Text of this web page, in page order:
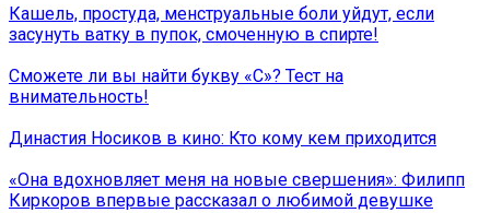
Кашель, простуда, менструальные боли уйдут, если
засунуть ватку в пупок, смоченную в спирте!
Сможете ли вы найти букву «С»? Тест на
внимательность!
Династия Носиков в кино: Кто кому кем приходится
«Она вдохновляет меня на новые свершения»: Филипп
Киркоров впервые рассказал о любимой девушке